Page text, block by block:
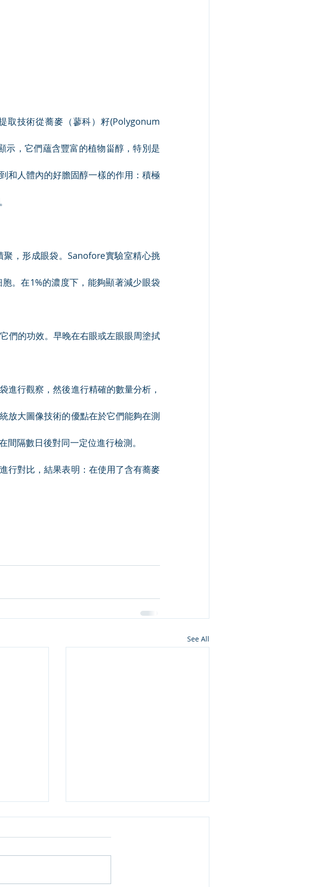
取技術從蕎麥（蓼科）籽(Polygonum
示，它們蘊含豐富的植物甾醇，特別是
和人體內的好膽固醇一樣的作用：積極
，形成眼袋。Sanofore實驗室精心挑
。在1%的濃度下，能夠顯著減少眼袋
們的功效。早晚在右眼或左眼眼周塗拭
進行觀察，然後進行精確的數量分析，
放大圖像技術的優點在於它們能夠在測
隔數日後對同一定位進行檢測。
行對比，結果表明：在使用了含有蕎麥
See All